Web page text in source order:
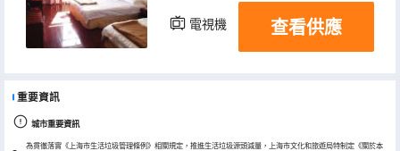
電視機 查看供應
重要資訊
城市重要資訊
為貫徹落實《上海市生活垃圾管理條例》相關規定，推進生活垃圾源頭減量，上海市文化和旅遊局特制定《關於本